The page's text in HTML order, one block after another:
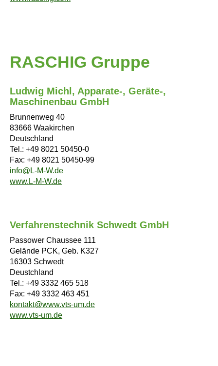
RASCHIG Gruppe
Ludwig Michl, Apparate-, Geräte-,
Maschinenbau GmbH
Brunnenweg 40
83666 Waakirchen
Deutschland
Tel.: +49 8021 50450-0
Fax: +49 8021 50450-99
info@L-M-W.de
www.L-M-W.de
Verfahrenstechnik Schwedt GmbH
Passower Chaussee 111
Gelände PCK, Geb. K327
16303 Schwedt
Deustchland
Tel.: +49 3332 465 518
Fax: +49 3332 463 451
kontakt@www.vts-um.de
www.vts-um.de